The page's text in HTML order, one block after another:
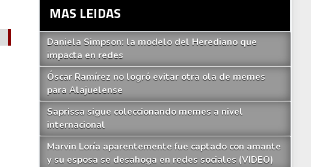
MAS LEIDAS
Daniela Simpson: la modelo del Herediano que
impacta en redes
Óscar Ramírez no logró evitar otra ola de memes
para Alajuelense
Saprissa sigue coleccionando memes a nivel
internacional
Marvin Loría aparentemente fue captado con amante
y su esposa se desahoga en redes sociales (VIDEO)